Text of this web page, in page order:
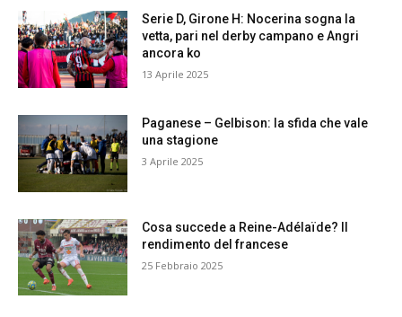
Serie D, Girone H: Nocerina sogna la
vetta, pari nel derby campano e Angri
ancora ko
13 Aprile 2025
Paganese – Gelbison: la sfida che vale
una stagione
3 Aprile 2025
Cosa succede a Reine-Adélaïde? Il
rendimento del francese
25 Febbraio 2025